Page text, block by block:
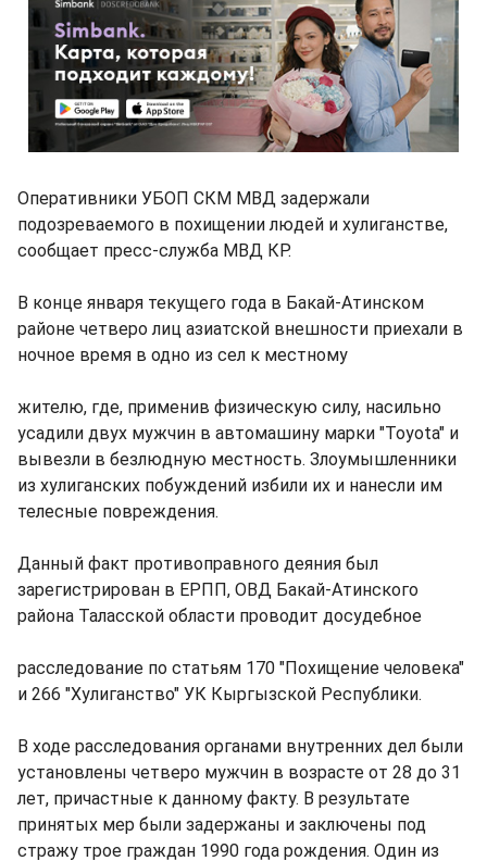
Оперативники УБОП СКМ МВД задержали
подозреваемого в похищении людей и хулиганстве,
сообщает пресс-служба МВД КР.
В конце января текущего года в Бакай-Атинском
районе четверо лиц азиатской внешности приехали в
ночное время в одно из сел к местному
жителю, где, применив физическую силу, насильно
усадили двух мужчин в автомашину марки "Toyota" и
вывезли в безлюдную местность. Злоумышленники
из хулиганских побуждений избили их и нанесли им
телесные повреждения.
Данный факт противоправного деяния был
зарегистрирован в ЕРПП, ОВД Бакай-Атинского
района Таласской области проводит досудебное
расследование по статьям 170 "Похищение человека"
и 266 "Хулиганство" УК Кыргызской Республики.
В ходе расследования органами внутренних дел были
установлены четверо мужчин в возрасте от 28 до 31
лет, причастные к данному факту. В результате
принятых мер были задержаны и заключены под
стражу трое граждан 1990 года рождения. Один из